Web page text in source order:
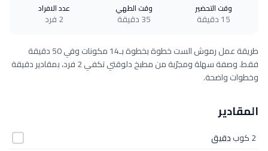
وقت التحضير
15 دقيقة
وقت الطهي
35 دقيقة
عدد الافراد
2 فرد
طريقة عمل رموش الست خطوة بخطوة بـ14 مكونات وفي 50 دقيقة
فقط. وصفة سهلة ومجرّبة من مطبخ دلوقتي تكفي 2 فرد، بمقادير دقيقة
وخطوات واضحة.
المقادير
2 كوب
دقيق